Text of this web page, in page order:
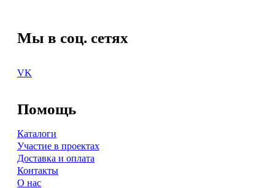
Мы в соц. сетях
VK
Помощь
Каталоги
Участие в проектах
Доставка и оплата
Контакты
О нас